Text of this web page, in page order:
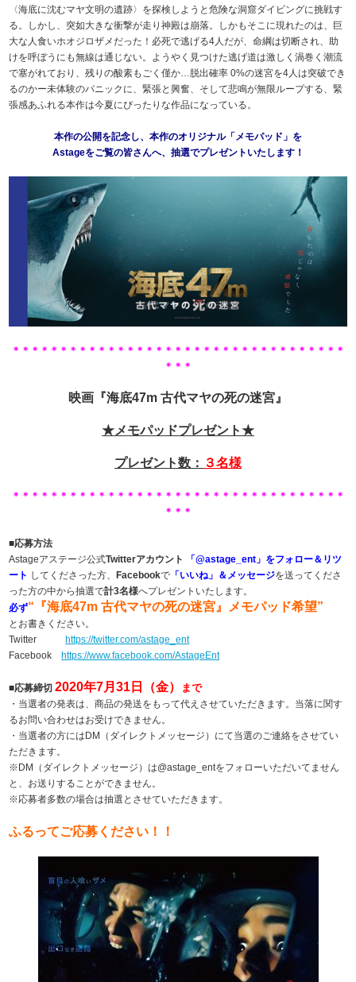
〈海底に沈むマヤ文明の遺跡〉を探検しようと危険な洞窟ダイビングに挑戦す
る。しかし、突如大きな衝撃が走り神殿は崩落。しかもそこに現れたのは、巨
大な人食いホオジロザメだった！必死で逃げる4人だが、命綱は切断され、助
けを呼ぼうにも無線は通じない。ようやく見つけた逃げ道は激しく渦巻く潮流
で塞がれており、残りの酸素もごく僅か…脱出確率 0%の迷宮を4人は突破でき
るのかー未体験のパニックに、緊張と興奮、そして悲鳴が無限ループする、緊
張感あふれる本作は今夏にぴったりな作品になっている。
本作の公開を記念し、本作のオリジナル「メモパッド」を
Astageをご覧の皆さんへ、抽選でプレゼントいたします！
＊＊＊＊＊＊＊＊＊＊＊＊＊＊＊＊＊＊＊＊＊＊＊＊＊＊＊＊＊＊＊＊＊＊＊
＊＊＊
映画『海底47m 古代マヤの死の迷宮』
★メモパッドプレゼント★
プレゼント数： ３名様
＊＊＊＊＊＊＊＊＊＊＊＊＊＊＊＊＊＊＊＊＊＊＊＊＊＊＊＊＊＊＊＊＊＊＊
＊＊＊
■応募方法
Astageアステージ公式Twitterアカウント
「@astage_ent」をフォロー＆リツ
ート してくださった方、 Facebookで 「いいね」＆メッセージを送ってくださ
った方の中から抽選で計3名様へプレゼントいたします。
必ず“『海底47m 古代マヤの死の迷宮』メモパッド希望”
とお書きください。
Twitter https://twitter.com/astage_ent
Facebook https://www.facebook.com/AstageEnt
■応募締切2020年7月31 日（金） まで
・当選者の発表は、商品の発送をもって代えさせていただきます。当落に関す
るお問い合わせはお受けできません。
・当選者の方にはDM（ダイレクトメッセージ）にて当選のご連絡をさせてい
ただきます。
※DM（ダイレクトメッセージ）は@astage_entをフォローいただいてません
と、お送りすることができません。
※応募者多数の場合は抽選とさせていただきます。
ふるってご応募ください！！